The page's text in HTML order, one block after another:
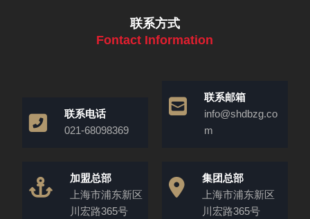
联系方式
Fontact Information
联系电话
021-68098369
联系邮箱
info@shdbzg.co
m
加盟总部
上海市浦东新区
川宏路365号
集团总部
上海市浦东新区
川宏路365号